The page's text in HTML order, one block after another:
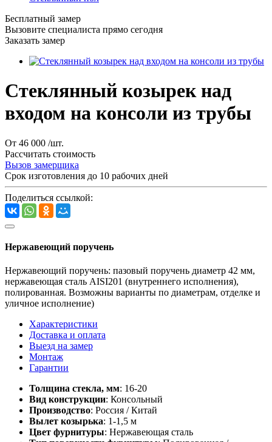
Бесплатный замер
Вызовите специалиста прямо сегодня
Заказать замер
Стеклянный козырек над
входом на консоли из трубы
От 46 000 /шт.
Рассчитать стоимость
Вызов замерщика
Срок изготовления до 10 рабочих дней
Поделиться ссылкой:
Нержавеющий поручень
Нержавеющий поручень: пазовый поручень диаметр 42 мм,
нержавеющая сталь AISI201 (внутреннего исполнения),
полированная. Возможны варианты по диаметрам, отделке и
уличное исполнение)
Характеристики
Доставка и оплата
Выезд на замер
Монтаж
Гарантии
Толщина стекла, мм: 16-20
Вид конструкции: Консольный
Производство: Россия / Китай
Вылет козырька: 1-1,5 м
Цвет фурнитуры: Нержавеющая сталь